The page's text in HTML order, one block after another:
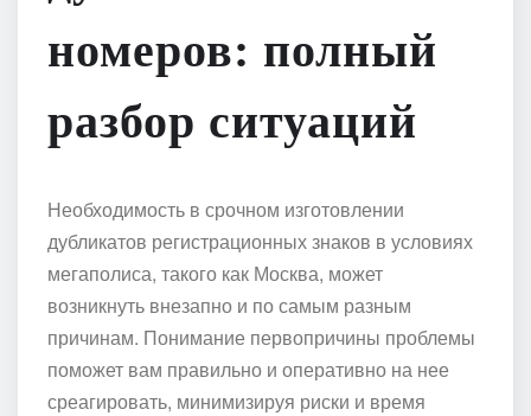
номеров: полный
разбор ситуаций
Необходимость в срочном изготовлении
дубликатов регистрационных знаков в условиях
мегаполиса, такого как Москва, может
возникнуть внезапно и по самым разным
причинам. Понимание первопричины проблемы
поможет вам правильно и оперативно на нее
среагировать, минимизируя риски и время